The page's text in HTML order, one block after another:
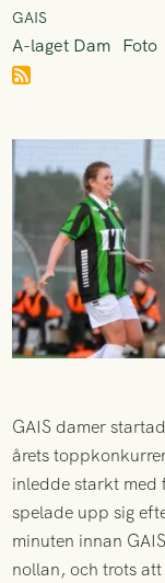
GAIS
A-laget Dam Foto
GAIS damer
årets
inledde starkt med
spelade upp sig
minuten innan
nollan, och trots